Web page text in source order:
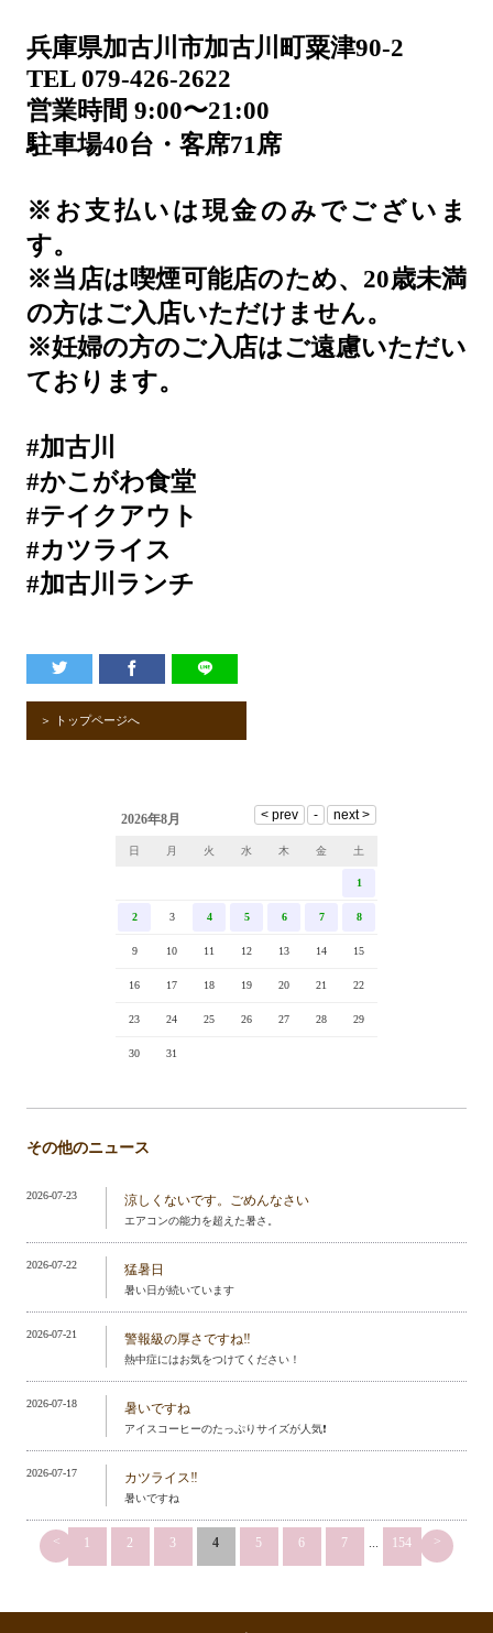
兵庫県加古川市加古川町粟津90-2
TEL 079-426-2622
営業時間 9:00〜21:00
駐車場40台・客席71席
※お支払いは現金のみでございま
す。
※当店は喫煙可能店のため、20歳未満
の方はご入店いただけません。
※妊婦の方のご入店はご遠慮いただい
ております。
#加古川
#かこがわ食堂
#テイクアウト
#カツライス
#加古川ランチ
＞ トップページへ
2026年8月
日 月 火 水 木 金 土
1
2 3 4 5 6 7 8
9 10 11 12 13 14 15
16 17 18 19 20 21 22
23 24 25 26 27 28 29
30 31
その他のニュース
2026-07-23 涼しくないです。ごめんなさい
エアコンの能力を超えた暑さ。
2026-07-22 猛暑日
暑い日が続いています
2026-07-21 警報級の厚さですね‼️
熱中症にはお気をつけてください！
2026-07-18 暑いですね
アイスコーヒーのたっぷりサイズが人気❗️
2026-07-17 カツライス‼️
暑いですね
< 1 2 3 4 5 6 7 154 >